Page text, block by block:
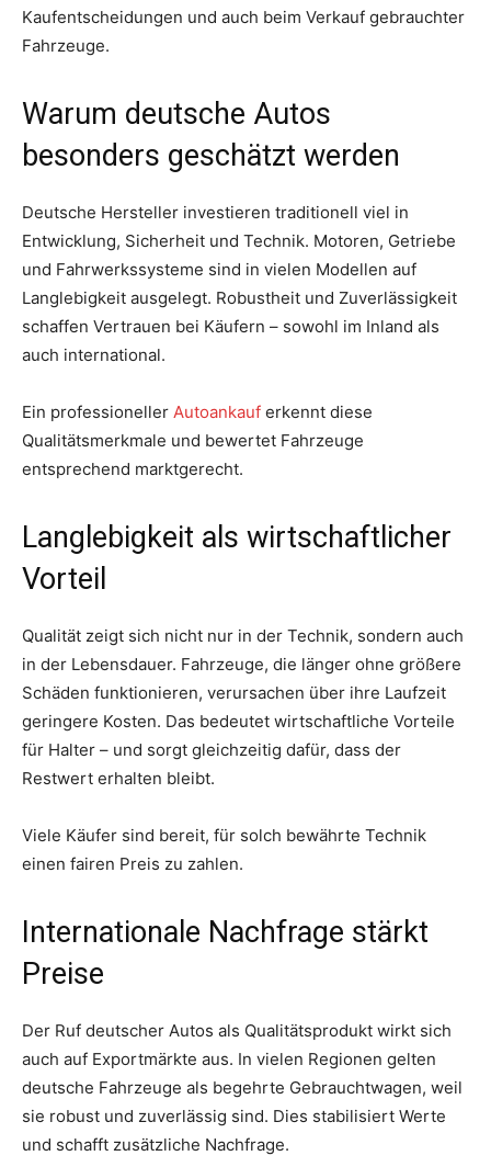
Kaufentscheidungen und auch beim Verkauf gebrauchter
Fahrzeuge.
Warum deutsche Autos
besonders geschätzt werden
Deutsche Hersteller investieren traditionell viel in
Entwicklung, Sicherheit und Technik. Motoren, Getriebe
und Fahrwerkssysteme sind in vielen Modellen auf
Langlebigkeit ausgelegt. Robustheit und Zuverlässigkeit
schaffen Vertrauen bei Käufern – sowohl im Inland als
auch international.
Ein professioneller Autoankauf erkennt diese
Qualitätsmerkmale und bewertet Fahrzeuge
entsprechend marktgerecht.
Langlebigkeit als wirtschaftlicher
Vorteil
Qualität zeigt sich nicht nur in der Technik, sondern auch
in der Lebensdauer. Fahrzeuge, die länger ohne größere
Schäden funktionieren, verursachen über ihre Laufzeit
geringere Kosten. Das bedeutet wirtschaftliche Vorteile
für Halter – und sorgt gleichzeitig dafür, dass der
Restwert erhalten bleibt.
Viele Käufer sind bereit, für solch bewährte Technik
einen fairen Preis zu zahlen.
Internationale Nachfrage stärkt
Preise
Der Ruf deutscher Autos als Qualitätsprodukt wirkt sich
auch auf Exportmärkte aus. In vielen Regionen gelten
deutsche Fahrzeuge als begehrte Gebrauchtwagen, weil
sie robust und zuverlässig sind. Dies stabilisiert Werte
und schafft zusätzliche Nachfrage.